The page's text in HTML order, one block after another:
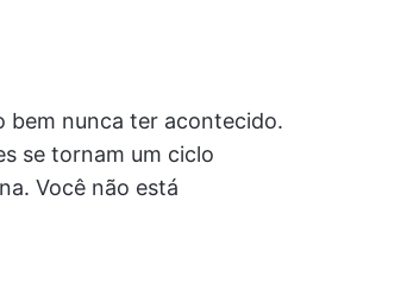
bem nunca ter acontecido.
se tornam um ciclo
Você não está